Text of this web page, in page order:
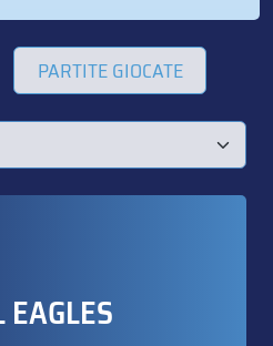
PARTITE GIOCATE
EAGLES